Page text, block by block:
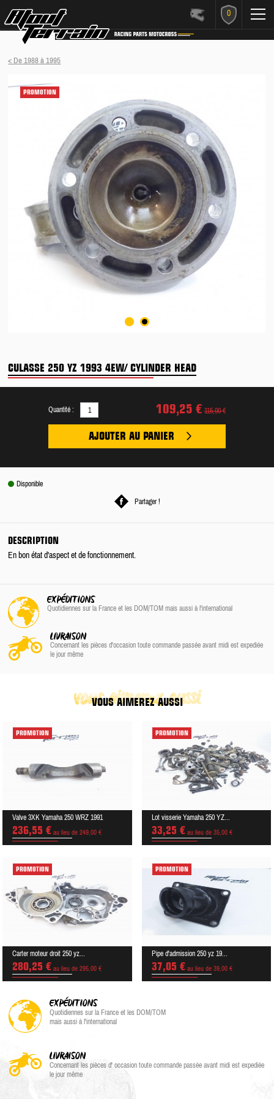
0
< De 1988 à 1995
PROMOTION
CULASSE 250 YZ 1993 4EW/ CYLINDER HEAD
109,25 € 115,00 €
Quantité :
AJOUTER AU PANIER
Disponible
Partager !
DESCRIPTION
En bon état d'aspect et de fonctionnement.
EXPÉDITIONS
Quotidiennes sur la Franceet les DOM/TOM mais aussi à l'international
LIVRAISON
Concernant les pièces d'occasion toute commande passée avant midi est expediée
le jour même
VOUS AIMEREZ AUSSI
vous aimerez aussi
PROMOTION
Valve 3XK Yamaha 250 WRZ 1991
236,55 € au lieu de 249,00 €
PROMOTION
Lot visserie Yamaha 250 YZ...
33,25 € au lieu de 35,00 €
PROMOTION
Carter moteur droit 250 yz...
280,25 € au lieu de 295,00 €
PROMOTION
Pipe d'admission 250 yz 19...
37,05 € au lieu de 39,00 €
EXPÉDITIONS
Quotidiennes sur la France et les DOM/TOM
mais aussi à l'international
LIVRAISON
Concernant les pièces d' occasion toute commande passée avant midi est expediée
le jour même